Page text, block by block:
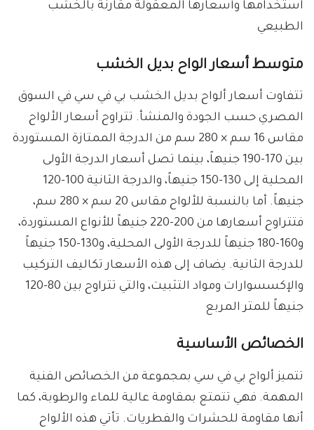
استخدامها وأسعارها المعقولة مقارنة بالخشب
الطبيعي
متوسط أسعار الواح بديل الخشب
تتفاوت أسعار ألواح بديل الخشب بي في سي في السوق
المصري حسب الجودة والمنشأ. تتراوح أسعار الألواح
مقاس 16 سم × 280 سم من الدرجة الممتازة المستوردة
بين 170-190 جنيهاً، بينما تصل أسعار الدرجة الأولى
المحلية إلى 130-150 جنيهاً، والدرجة الثانية 100-120
جنيهاً. أما بالنسبة للألواح مقاس 20 سم × 280 سم،
فتتراوح أسعارها من 200-220 جنيهاً للأنواع المستوردة،
و160-180 جنيهاً للدرجة الأولى المحلية، و130-150 جنيهاً
للدرجة الثانية. يضاف إلى هذه الأسعار تكاليف التركيب
والإكسسوارات ومواد التثبيت، والتي تتراوح بين 80-120
جنيهاً للمتر المربع
الخصائص الأساسية
تتميز ألواح بي في سي بمجموعة من الخصائص الفنية
المهمة. فهي تتمتع بمقاومة عالية للماء والرطوبة، كما
أنها مقاومة للحشرات والفطريات. تأتي هذه الألواح